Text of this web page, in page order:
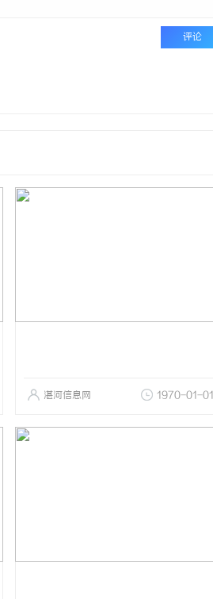
评论
湛河信息网 1970-01-01